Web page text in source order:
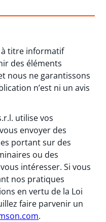
titre informatif
des éléments
nous ne garantissons
n’est ni un avis
utilise vos
envoyer des
portant sur des
ou des
intéresser. Si vous
nos pratiques
en vertu de la Loi
faire parvenir un
.